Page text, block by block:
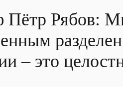
Рябов:
– это